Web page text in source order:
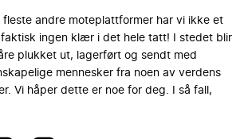
fleste andre moteplattformer har vi ikke et
faktisk ingen klær i det hele tatt! I stedet blir
plukket ut, lagerført og sendt med
mennesker fra noen av verdens
Vi håper dette er noe for deg. I så fall,